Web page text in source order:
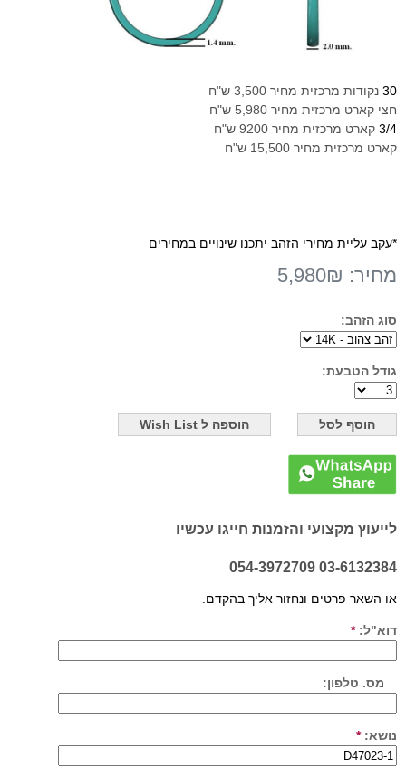
30 נקודות מרכזית מחיר 3,500 ש"ח
חצי קארט מרכזית מחיר 5,980 ש"ח
3/4 קארט מרכזית מחיר 9200 ש"ח
קארט מרכזית מחיר 15,500 ש"ח
*עקב עליית מחירי הזהב יתכנו שינויים במחירים
מחיר: 5,980₪
סוג הזהב:
גודל הטבעת:
לייעוץ מקצועי והזמנות חייגו עכשיו
03-6132384 054-3972709
או השאר פרטים ונחזור אליך בהקדם.
דוא"ל:*
מס. טלפון:
נושא:*